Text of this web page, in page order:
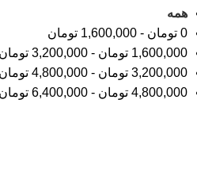
همه
0 تومان -
1,600,000 تومان
1,600,000 تومان -
3,200,000 تومان
3,200,000 تومان -
4,800,000 تومان
4,800,000 تومان -
6,400,000 تومان